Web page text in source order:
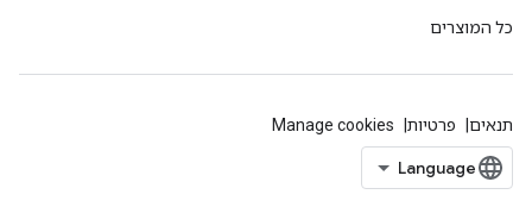
כל המוצרים
תנאים פרטיות Manage cookies